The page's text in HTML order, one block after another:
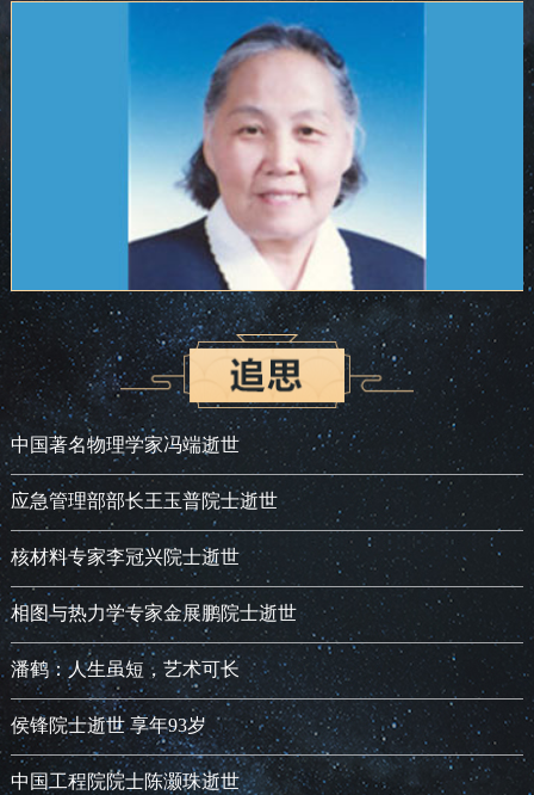
中国著名物理学家冯端逝世
应急管理部部长王玉普院士逝世
核材料专家李冠兴院士逝世
相图与热力学专家金展鹏院士逝世
潘鹤：人生虽短，艺术可长
侯锋院士逝世 享年93岁
中国工程院院士陈灏珠逝世